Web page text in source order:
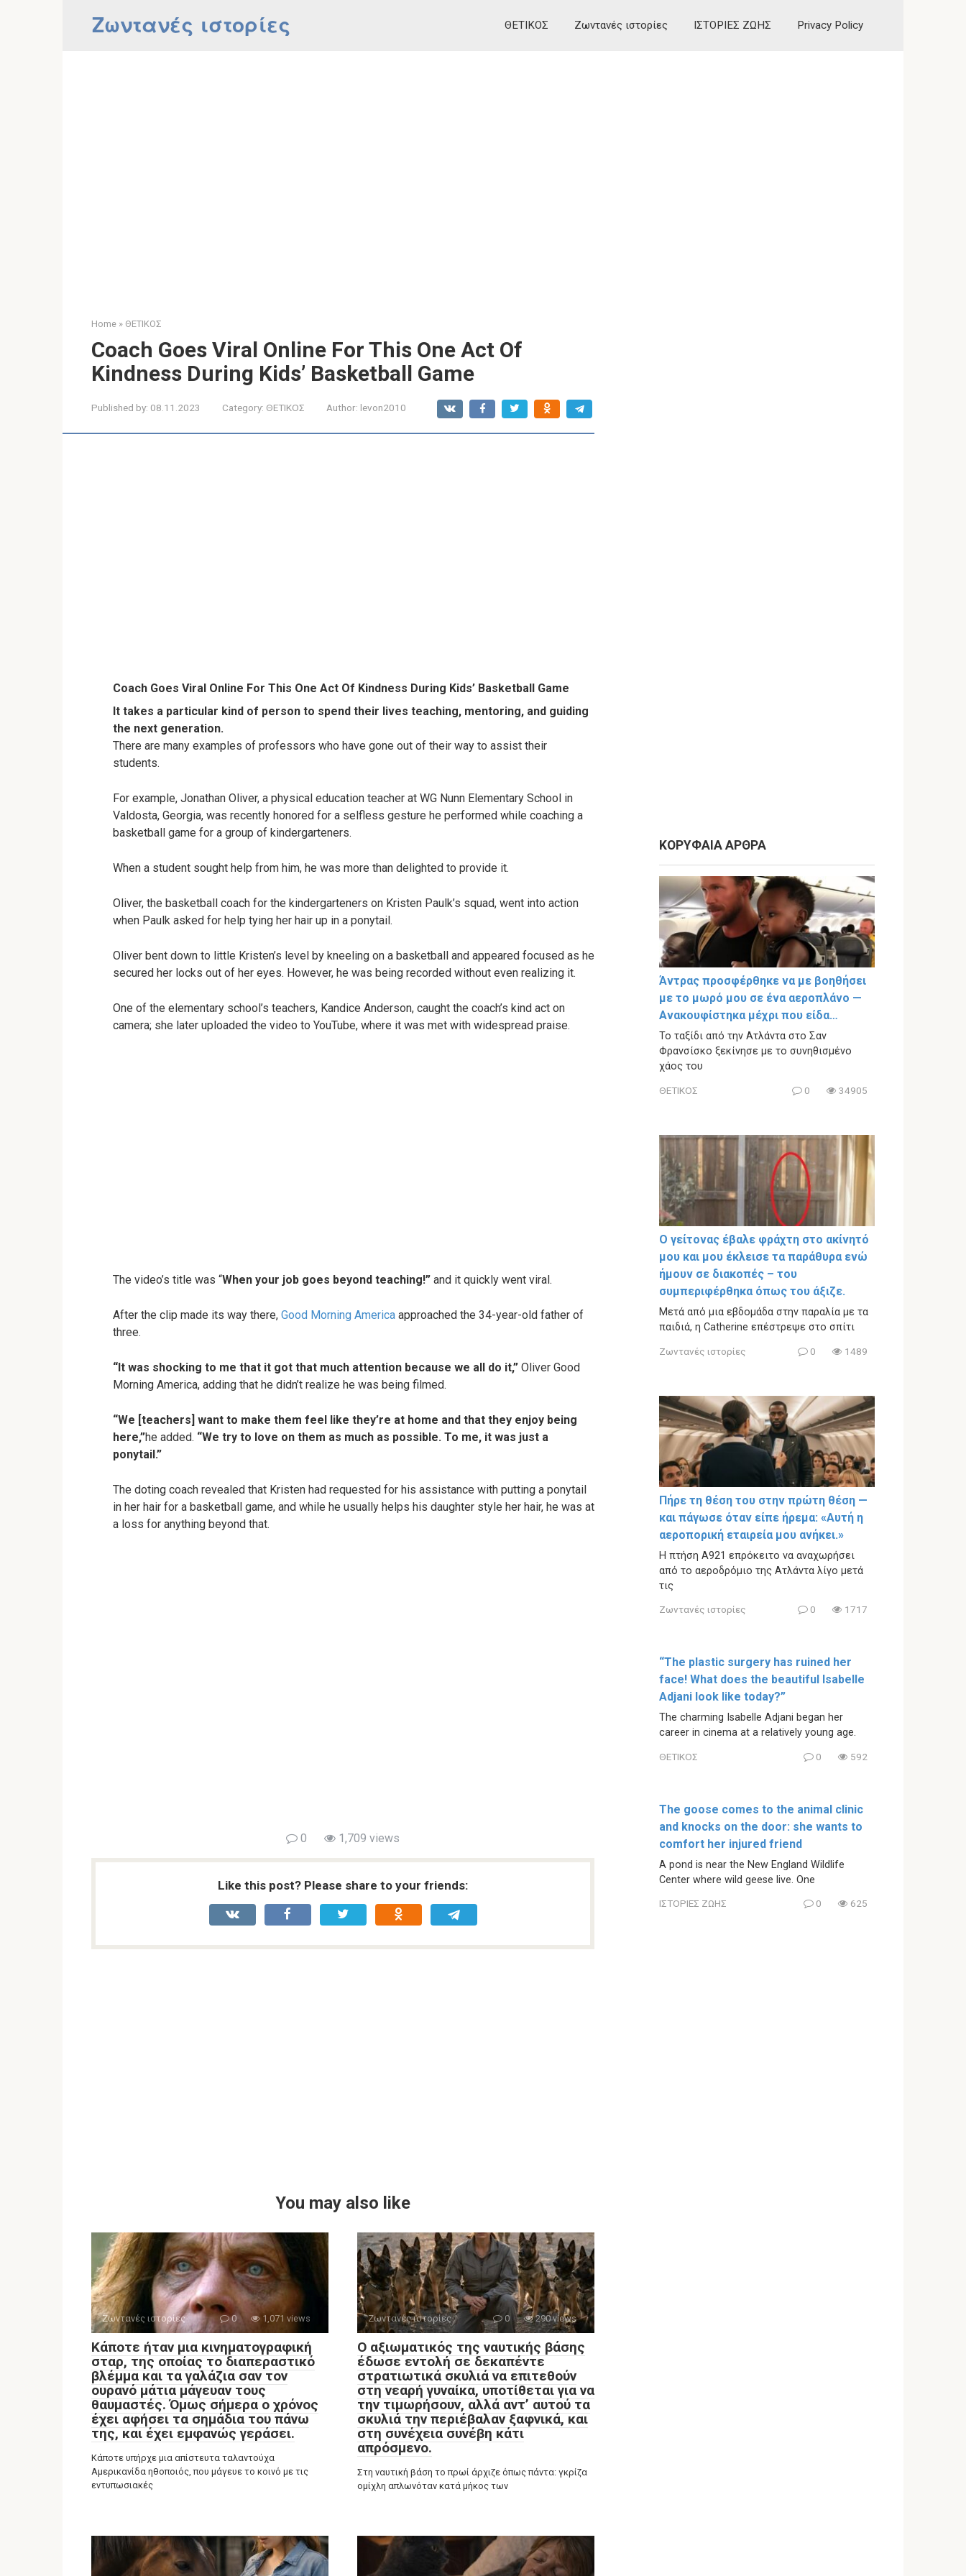
Ζωντανές ιστορίες ΘΕΤΙΚΟΣ Ζωντανές ιστορίες ΙΣΤΟΡΙΕΣ ΖΩΗΣ Privacy Policy
Home » ΘΕΤΙΚΟΣ
Coach Goes Viral Online For This One Act Of
Kindness During Kids’ Basketball Game
Published by: 08.11.2023 Category: ΘΕΤΙΚΟΣ Author: levon2010
Coach Goes Viral Online For This One Act Of Kindness During Kids’ Basketball Game
It takes a particular kind of person to spend their lives teaching, mentoring, and guiding
the next generation.
There are many examples of professors who have gone out of their way to assist their
students.
For example, Jonathan Oliver, a physical education teacher at WG Nunn Elementary School in
Valdosta, Georgia, was recently honored for a selfless gesture he performed while coaching a
basketball game for a group of kindergarteners.
When a student sought help from him, he was more than delighted to provide it.
Oliver, the basketball coach for the kindergarteners on Kristen Paulk’s squad, went into action
when Paulk asked for help tying her hair up in a ponytail.
Oliver bent down to little Kristen’s level by kneeling on a basketball and appeared focused as he
secured her locks out of her eyes. However, he was being recorded without even realizing it.
One of the elementary school’s teachers, Kandice Anderson, caught the coach’s kind act on
camera; she later uploaded the video to YouTube, where it was met with widespread praise.
The video’s title was “When your job goes beyond teaching!” and it quickly went viral.
After the clip made its way there, Good Morning America approached the 34-year-old father of
three.
“It was shocking to me that it got that much attention because we all do it,” Oliver Good
Morning America, adding that he didn’t realize he was being filmed.
“We [teachers] want to make them feel like they’re at home and that they enjoy being
here,”he added. “We try to love on them as much as possible. To me, it was just a
ponytail.”
The doting coach revealed that Kristen had requested for his assistance with putting a ponytail
in her hair for a basketball game, and while he usually helps his daughter style her hair, he was at
a loss for anything beyond that.
0 1,709 views
Like this post? Please share to your friends:
You may also like
Ζωντανές ιστορίες 0 1,071 views
Κάποτε ήταν μια κινηματογραφική
σταρ, της οποίας το διαπεραστικό
βλέμμα και τα γαλάζια σαν τον
ουρανό μάτια μάγευαν τους
θαυμαστές. Όμως σήμερα ο χρόνος
έχει αφήσει τα σημάδια του πάνω
της, και έχει εμφανώς γεράσει.
Κάποτε υπήρχε μια απίστευτα ταλαντούχα
Αμερικανίδα ηθοποιός, που μάγευε το κοινό με τις
εντυπωσιακές
Ζωντανές ιστορίες 0 290 views
Ο αξιωματικός της ναυτικής βάσης
έδωσε εντολή σε δεκαπέντε
στρατιωτικά σκυλιά να επιτεθούν
στη νεαρή γυναίκα, υποτίθεται για να
την τιμωρήσουν, αλλά αντ’ αυτού τα
σκυλιά την περιέβαλαν ξαφνικά, και
στη συνέχεια συνέβη κάτι
απρόσμενο.
Στη ναυτική βάση το πρωί άρχιζε όπως πάντα: γκρίζα
ομίχλη απλωνόταν κατά μήκος των
ΚΟΡΥΦΑΙΑ ΑΡΘΡΑ
Άντρας προσφέρθηκε να με βοηθήσει
με το μωρό μου σε ένα αεροπλάνο —
Ανακουφίστηκα μέχρι που είδα…
Το ταξίδι από την Ατλάντα στο Σαν
Φρανσίσκο ξεκίνησε με το συνηθισμένο
χάος του
ΘΕΤΙΚΟΣ 0 34905
Ο γείτονας έβαλε φράχτη στο ακίνητό
μου και μου έκλεισε τα παράθυρα ενώ
ήμουν σε διακοπές – του
συμπεριφέρθηκα όπως του άξιζε.
Μετά από μια εβδομάδα στην παραλία με τα
παιδιά, η Catherine επέστρεψε στο σπίτι
Ζωντανές ιστορίες 0 1489
Πήρε τη θέση του στην πρώτη θέση —
και πάγωσε όταν είπε ήρεμα: «Αυτή η
αεροπορική εταιρεία μου ανήκει.»
Η πτήση A921 επρόκειτο να αναχωρήσει
από το αεροδρόμιο της Ατλάντα λίγο μετά
τις
Ζωντανές ιστορίες 0 1717
“The plastic surgery has ruined her
face! What does the beautiful Isabelle
Adjani look like today?”
The charming Isabelle Adjani began her
career in cinema at a relatively young age.
ΘΕΤΙΚΟΣ 0 592
The goose comes to the animal clinic
and knocks on the door: she wants to
comfort her injured friend
A pond is near the New England Wildlife
Center where wild geese live. One
ΙΣΤΟΡΙΕΣ ΖΩΗΣ 0 625